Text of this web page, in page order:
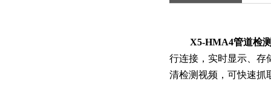
X5-HMA4管道检
行连接，实时显示、存
清检测视频，可快速抓